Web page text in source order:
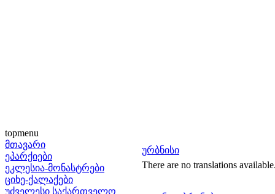
topmenu
მთავარი
ეპარქიები
ეკლესია-მონასტრები
ციხე-ქალაქები
უძველესი საქართველო
ურბნისი
There are no translations